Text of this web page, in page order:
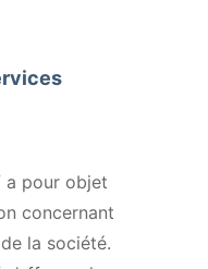
a pour objet
concernant
la société.